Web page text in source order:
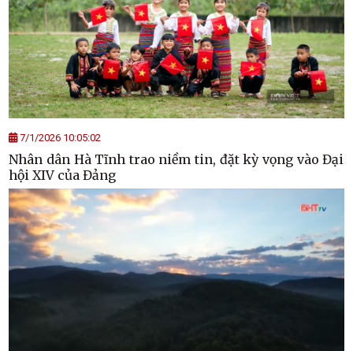
7/1/2026 10:05:02
Nhân dân Hà Tĩnh trao niềm tin, đặt kỳ vọng vào Đại
hội XIV của Đảng